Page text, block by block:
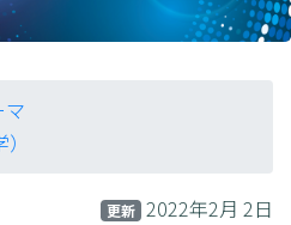
マ
更新 2022年2月 2日